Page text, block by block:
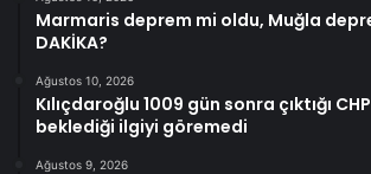
Marmaris deprem mi oldu, Muğla
DAKİKA?
Ağustos 10, 2026
Kılıçdaroğlu 1009 gün sonra çıktığı
beklediği ilgiyi göremedi
Ağustos 9, 2026